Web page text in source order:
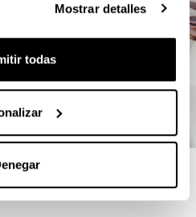
Mostrar detalles
todas
ELEGIR ESTE